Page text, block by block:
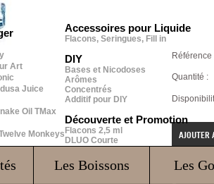
Art
Juice
Oil TMax
Monkeys
Accessoires pour Liquide
Flacons, Seringues, Fill in
DIY
Bases et Nicodoses
Arômes
Concentrés
Additif pour DIY
Découverte et Promotion
Flacons 2,5 ml
DLUO Courte
Les Boissons Les
Référence
Quantité :
Notes et